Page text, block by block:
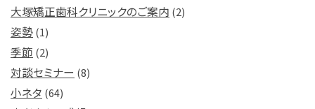
大塚矯正歯科クリニックのご案内 (2)
姿勢(1)
季節 (2)
対談セミナー (8)
小ネタ (64)